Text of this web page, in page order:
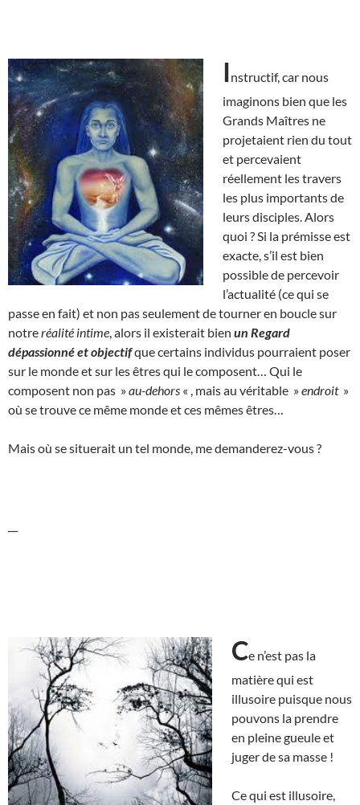
Instructif, car nous
imaginons bien que les
Grands Maîtres ne
projetaient rien du tout
et percevaient
réellement les travers
les plus importants de
leurs disciples. Alors
quoi ? Si la prémisse est
exacte, s’il est bien
possible de percevoir
l’actualité (ce qui se
passe en fait) et non pas seulement de tourner en boucle sur
notreréalité intime , alors il existerait bien un Regard
dépassionné et objectifque certains individus pourraient poser
sur le monde et sur les êtres qui le composent… Qui le
composent non pas »au-dehors « , mais au véritable »endroit »
où se trouve ce même monde et ces mêmes êtres…
Mais où se situerait un tel monde, me demanderez-vous ?
Ce n’est pas la
matière qui est
illusoire puisque nous
pouvons la prendre
en pleine gueule et
juger de sa masse !
Ce qui est illusoire,